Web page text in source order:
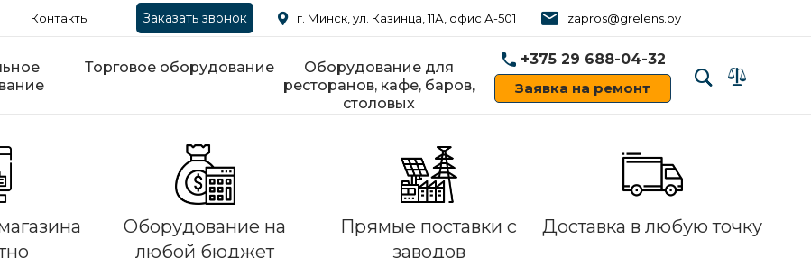
Контакты Заказать звонок г. Минск, ул. Казинца, 11А, офис А-501 zapros@grelens.by
Торговое оборудование
Оборудование для
ресторанов, кафе, баров,
столовых
+375 29 688-04-32
Заявка на ремонт
Оборудование на
любой бюджет
Прямые поставки с
заводов
Доставка в любую точку